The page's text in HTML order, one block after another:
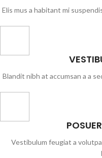
Elis mus a habitant mi
Blandit nibh at accumsan a a
Vestibulum feugiat a